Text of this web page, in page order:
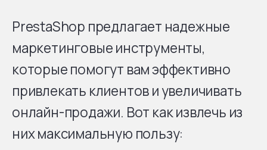
PrestaShop предлагает надежные
маркетинговые инструменты,
которые помогут вам эффективно
привлекать клиентов и увеличивать
онлайн-продажи. Вот как извлечь из
них максимальную пользу: